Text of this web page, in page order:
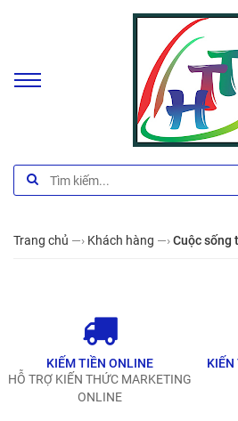
Trang chủ —› Khách hàng —›Cuộc sống
KIẾM TIỀN ONLINE
HỖ TRỢ KIẾN THỨC MARKETING
ONLINE
KIẾN